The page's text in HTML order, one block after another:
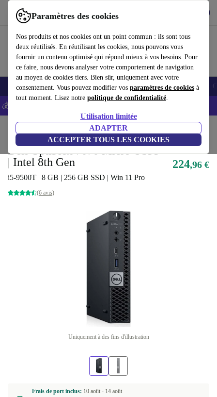
Paramètres des cookies
Nos produits et nos cookies ont un point commun : ils sont tous
deux réutilisés. En réutilisant les cookies, nous pouvons vous
fournir un contenu optimisé qui répond mieux à vos besoins. Pour
ce faire, nous devons analyser votre comportement de navigation
au moyen de cookies tiers. Bien sûr, uniquement avec votre
consentement. Vous pouvez modifier vos paramètres de cookies à
tout moment. Lisez notre politique de confidentialité.
Utilisation limitée
ADAPTER
ACCEPTER TOUS LES COOKIES
Utilisez refurbed rapidement et facilement
Smartphones Laptops Tablettes Montres connectées Accessoires
💰-5% EXTRA sur les iPhones – Code: IPHONEDEAL -
Ordinateurs de bureau Ordinateurs de bureau Dell
Dell OptiPlex 7070 Micro USFF
| Intel 8th Gen
i5-9500T | 8 GB | 256 GB SSD | Win 11 Pro
(6 avis)
224,96 €
Uniquement à des fins d'illustration
Frais de port inclus: 10 août - 14 août